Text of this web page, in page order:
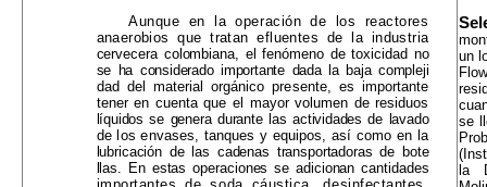
Aunque en la operación de los reactores
anaerobios que tratan efluentes de la industria
cervecera colombiana, el fenómeno de toxicidad no
se ha considerado importante dada la baja compleji­
dad del material orgánico presente, es importante
tener en cuenta que el mayor volumen de residuos
líquidos se genera durante las actividades de lavado
de los envases, tanques y equipos, así como en la
lubricación de las cadenas transportadoras de bote­
llas. En estas operaciones se adicionan cantidades
un
se
la